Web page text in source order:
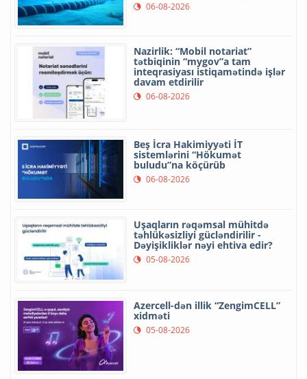
06-08-2026
Nazirlik: “Mobil notariat”
tətbiqinin “mygov”a tam
inteqrasiyası istiqamətində işlər
davam etdirilir
06-08-2026
Beş İcra Hakimiyyəti İT
sistemlərini “Hökumət
buludu”na köçürüb
06-08-2026
Uşaqların rəqəmsal mühitdə
təhlükəsizliyi gücləndirilir -
Dəyişikliklər nəyi ehtiva edir?
05-08-2026
Azercell-dən illik “ZengimCELL”
xidməti
05-08-2026